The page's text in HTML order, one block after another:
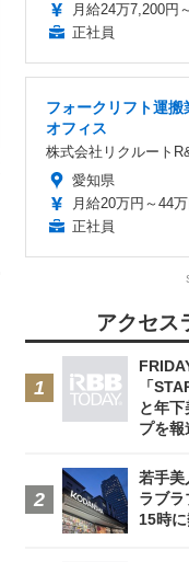
月給24万7,200円
正社員
フォークリフト運
オフィス
株式会社リクルート
愛知県
月給20万円～44万
正社員
アクセス
「
と年
プを報
若手美
ラブラ
15時